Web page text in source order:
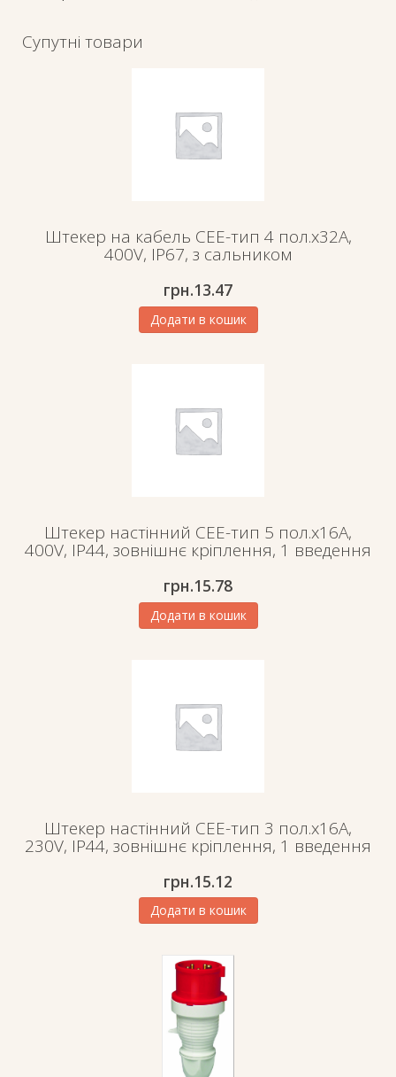
Супутні товари
Штекер на кабель СЕЕ-тип 4 пол.х32А,
400V, IP67, з сальником
грн.13.47
Додати в кошик
Штекер настінний СЕЕ-тип 5 пол.х16А,
400V, IP44, зовнішнє кріплення, 1 введення
грн.15.78
Додати в кошик
Штекер настінний СЕЕ-тип 3 пол.х16А,
230V, IP44, зовнішнє кріплення, 1 введення
грн.15.12
Додати в кошик